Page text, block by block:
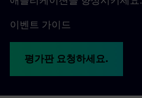
이벤트 가이드
평가판 요청하세요.